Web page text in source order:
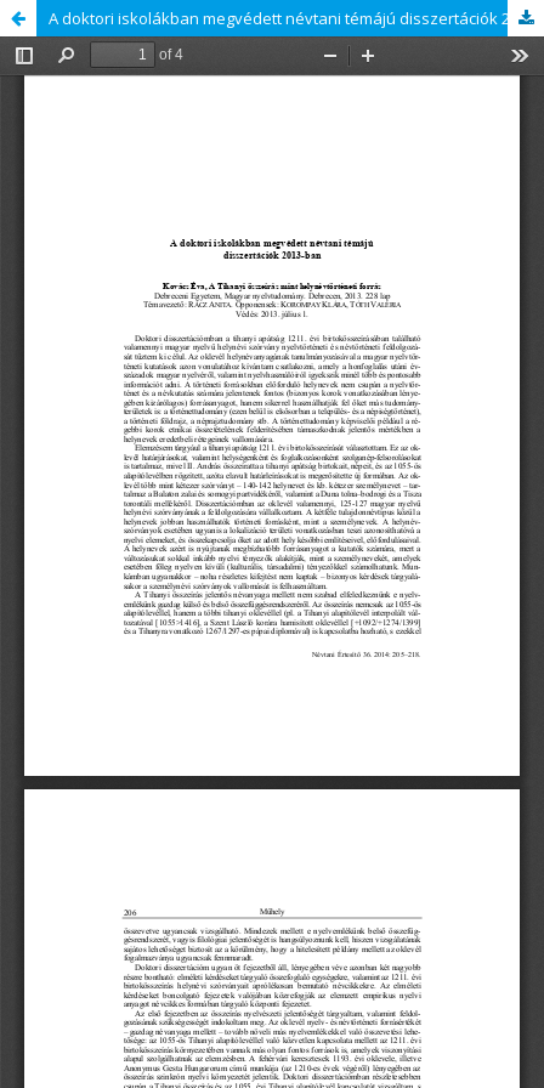
A doktori iskolákban megvédett névtani témájú disszertációk 2013-ban: Kovács Éva